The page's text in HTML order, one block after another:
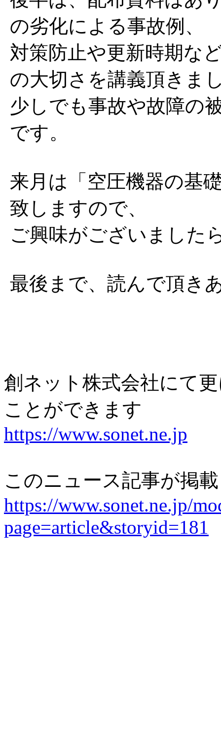
の劣化による事故例、
対策防止や更新時期な
の大切さを講義頂きま
少しでも事故や故障の
です。
来月は「空圧機器の基
致しますので、
ご興味がございました
最後まで、読んで頂き
創ネット株式会社にて
ことができます
https://www.sonet.ne.jp
このニュース記事が掲
https://www.sonet.ne.jp/
page=article&storyid=181